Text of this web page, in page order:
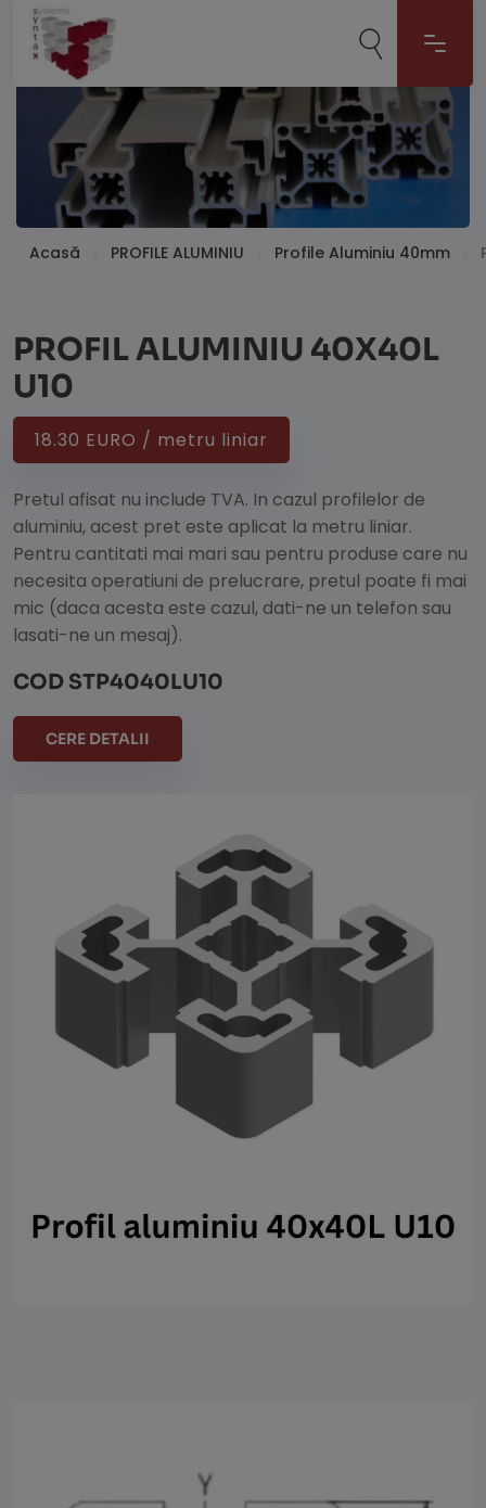
Acasă PROFILE ALUMINIU Profile Aluminiu 40mm
PROFIL ALUMINIU 40X40L
U10
18.30 EURO / metru liniar
Pretul afisat nu include TVA. In cazul profilelor de
aluminiu, acest pret este aplicat la metru liniar.
Pentru cantitati mai mari sau pentru produse care nu
necesita operatiuni de prelucrare, pretul poate fi mai
mic (daca acesta este cazul, dati-ne un telefon sau
lasati-ne un mesaj).
COD STP4040LU10
CERE DETALII